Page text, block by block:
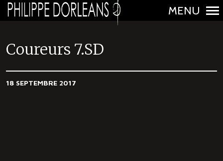
a
v
i
MENU
Coureurs 7.SD
18 SEPTEMBRE 2017